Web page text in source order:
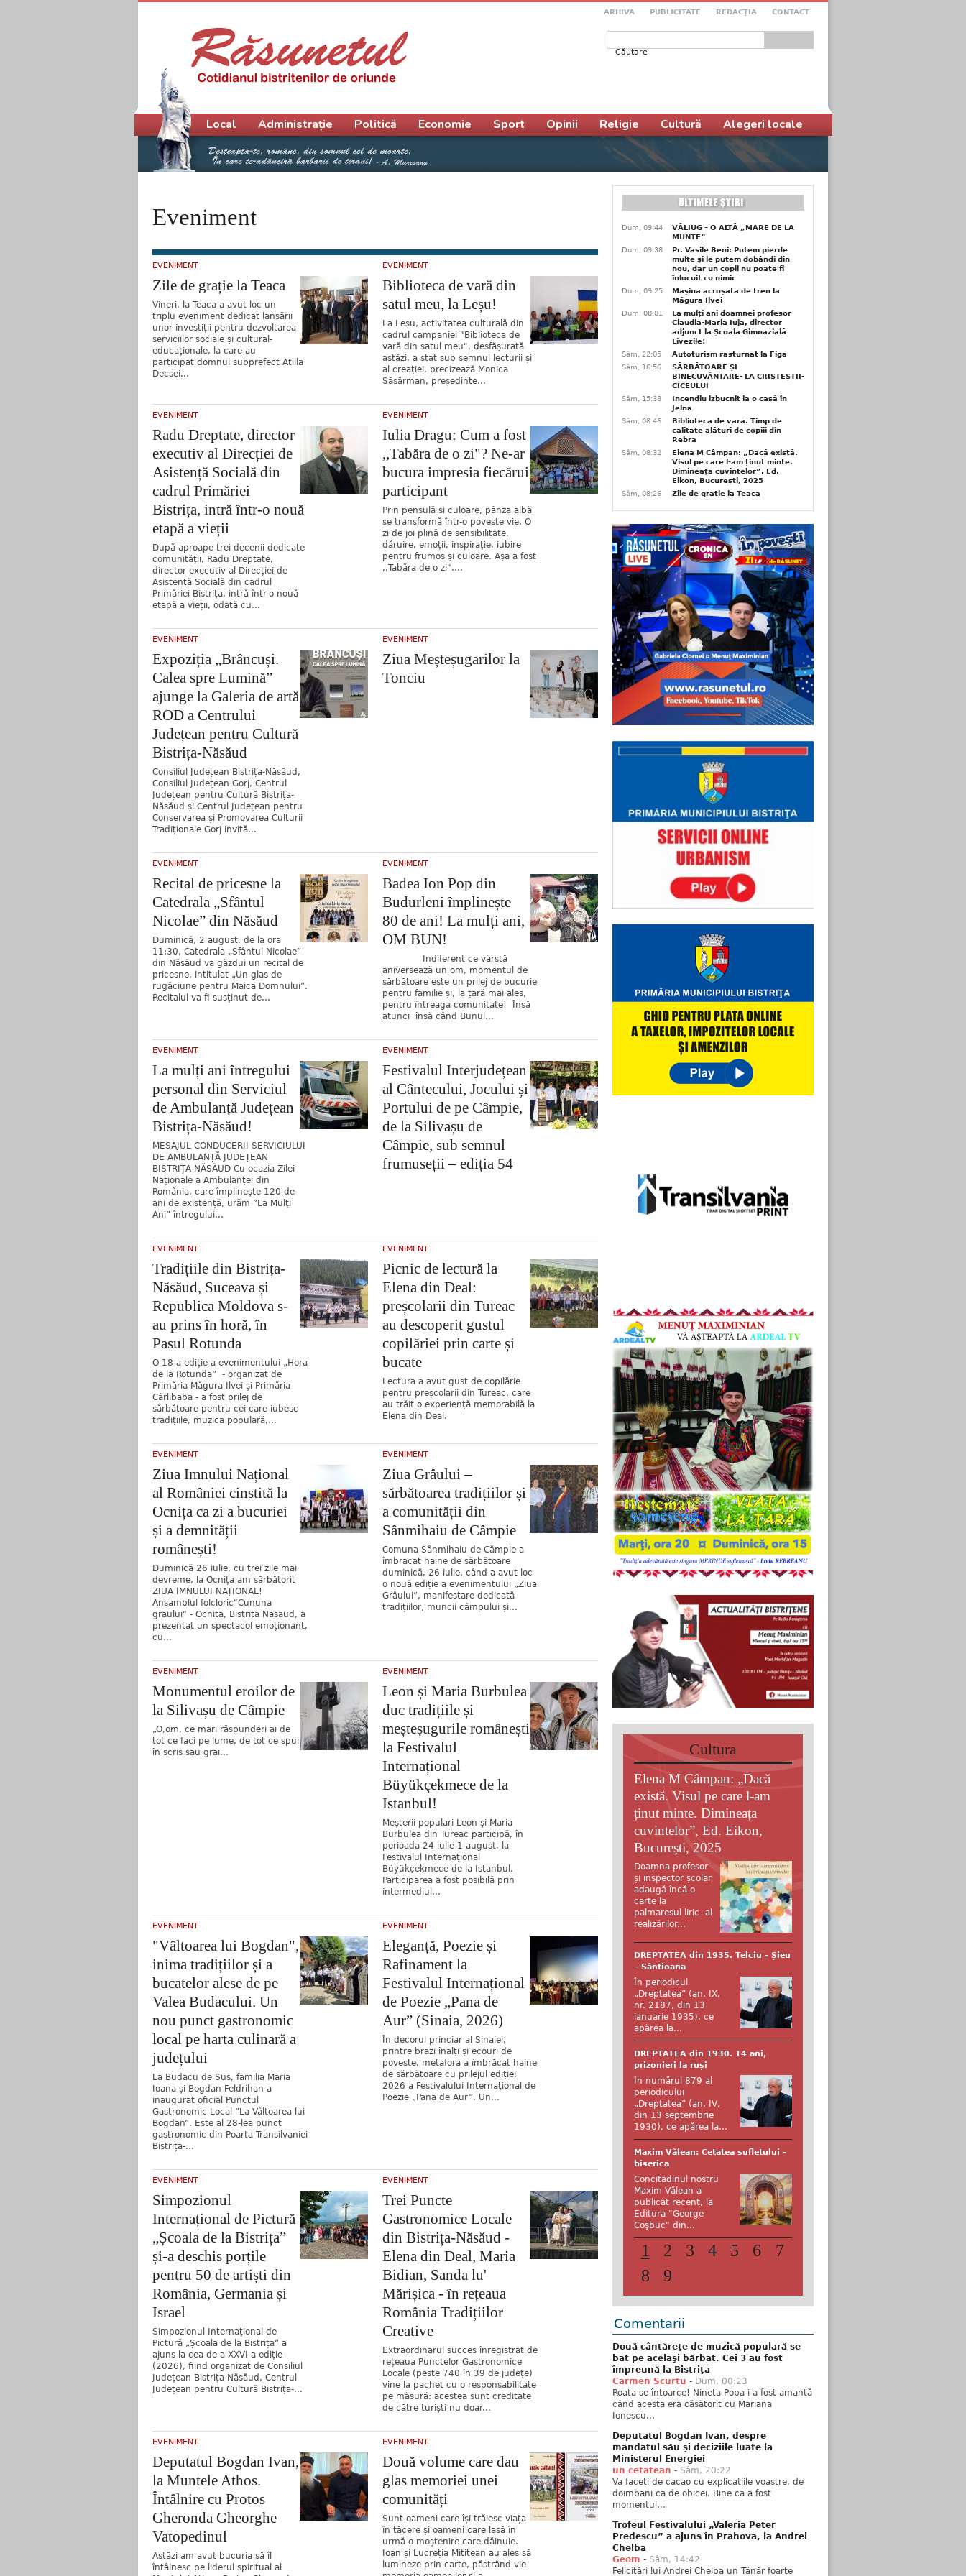
ARHIVA PUBLICITATE REDACŢIA CONTACT
Formular de căutare
Eveniment
EVENIMENT
Zile de grație la Teaca
Vineri, la Teaca a avut loc un
triplu eveniment dedicat lansării
unor investiții pentru dezvoltarea
serviciilor sociale și cultural-
educaționale, la care au
participat domnul subprefect Atilla
Decsei...
EVENIMENT
Biblioteca de vară din
satul meu, la Leșu!
La Leșu, activitatea culturală din
cadrul campaniei "Biblioteca de
vară din satul meu", desfășurată
astăzi, a stat sub semnul lecturii și
al creației, precizează Monica
Săsărman, președinte...
EVENIMENT
Radu Dreptate, director
executiv al Direcției de
Asistență Socială din
cadrul Primăriei
Bistrița, intră într-o nouă
etapă a vieții
După aproape trei decenii dedicate
comunității, Radu Dreptate,
director executiv al Direcției de
Asistență Socială din cadrul
Primăriei Bistrița, intră într-o nouă
etapă a vieții, odată cu...
EVENIMENT
Iulia Dragu: Cum a fost
,,Tabăra de o zi"? Ne-ar
bucura impresia fiecărui
participant
Prin pensulă si culoare, pânza albă
se transformă într-o poveste vie. O
zi de joi plină de sensibilitate,
dăruire, emoții, inspirație, iubire
pentru frumos și culoare. Așa a fost
,,Tabăra de o zi"....
EVENIMENT
Expoziția „Brâncuși.
Calea spre Lumină”
ajunge la Galeria de artă
ROD a Centrului
Județean pentru Cultură
Bistrița-Năsăud
Consiliul Județean Bistrița-Năsăud,
Consiliul Județean Gorj, Centrul
Județean pentru Cultură Bistrița-
Năsăud și Centrul Județean pentru
Conservarea și Promovarea Culturii
Tradiționale Gorj invită...
EVENIMENT
Ziua Meșteșugarilor la
Tonciu
EVENIMENT
Recital de pricesne la
Catedrala „Sfântul
Nicolae” din Năsăud
Duminică, 2 august, de la ora
11:30, Catedrala „Sfântul Nicolae”
din Năsăud va găzdui un recital de
pricesne, intitulat „Un glas de
rugăciune pentru Maica Domnului”.
Recitalul va fi susținut de...
EVENIMENT
Badea Ion Pop din
Budurleni împlinește
80 de ani! La mulți ani,
OM BUN!
Indiferent ce vârstă
aniversează un om, momentul de
sărbătoare este un prilej de bucurie
pentru familie și, la țară mai ales,
pentru întreaga comunitate! Însă
atunci însă când Bunul...
EVENIMENT
La mulți ani întregului
personal din Serviciul
de Ambulanță Județean
Bistrița-Năsăud!
MESAJUL CONDUCERII SERVICIULUI
DE AMBULANȚĂ JUDEȚEAN
BISTRIȚA-NĂSĂUD Cu ocazia Zilei
Naționale a Ambulanței din
România, care împlinește 120 de
ani de existență, urăm ”La Mulți
Ani” întregului...
EVENIMENT
Festivalul Interjudețean
al Cântecului, Jocului și
Portului de pe Câmpie,
de la Silivașu de
Câmpie, sub semnul
frumuseții – ediția 54
EVENIMENT
Tradițiile din Bistrița-
Năsăud, Suceava și
Republica Moldova s-
au prins în horă, în
Pasul Rotunda
O 18-a ediție a evenimentului „Hora
de la Rotunda” - organizat de
Primăria Măgura Ilvei și Primăria
Cârlibaba - a fost prilej de
sărbătoare pentru cei care iubesc
tradițiile, muzica populară,...
EVENIMENT
Picnic de lectură la
Elena din Deal:
preșcolarii din Tureac
au descoperit gustul
copilăriei prin carte și
bucate
Lectura a avut gust de copilărie
pentru preșcolarii din Tureac, care
au trăit o experiență memorabilă la
Elena din Deal.
EVENIMENT
Ziua Imnului Național
al României cinstită la
Ocnița ca zi a bucuriei
și a demnității
românești!
Duminică 26 iulie, cu trei zile mai
devreme, la Ocnița am sărbătorit
ZIUA IMNULUI NAȚIONAL!
Ansamblul folcloric"Cununa
graului" - Ocnita, Bistrita Nasaud, a
prezentat un spectacol emoționant,
cu...
EVENIMENT
Ziua Grâului –
sărbătoarea tradițiilor și
a comunității din
Sânmihaiu de Câmpie
Comuna Sânmihaiu de Câmpie a
îmbracat haine de sărbătoare
duminică, 26 iulie, când a avut loc
o nouă ediție a evenimentului „Ziua
Grâului”, manifestare dedicată
tradițiilor, muncii câmpului și...
EVENIMENT
Monumentul eroilor de
la Silivașu de Câmpie
„O,om, ce mari răspunderi ai de
tot ce faci pe lume, de tot ce spui
în scris sau grai…
EVENIMENT
Leon și Maria Burbulea
duc tradițiile și
meșteșugurile românești
la Festivalul
Internațional
Büyükçekmece de la
Istanbul!
Meșterii populari Leon și Maria
Burbulea din Tureac participă, în
perioada 24 iulie-1 august, la
Festivalul Internațional
Büyükçekmece de la Istanbul.
Participarea a fost posibilă prin
intermediul...
EVENIMENT
"Vâltoarea lui Bogdan",
inima tradițiilor și a
bucatelor alese de pe
Valea Budacului. Un
nou punct gastronomic
local pe harta culinară a
județului
La Budacu de Sus, familia Maria
Ioana și Bogdan Feldrihan a
inaugurat oficial Punctul
Gastronomic Local ”La Vâltoarea lui
Bogdan”. Este al 28-lea punct
gastronomic din Poarta Transilvaniei
Bistrița-...
EVENIMENT
Eleganță, Poezie și
Rafinament la
Festivalul Internațional
de Poezie „Pana de
Aur” (Sinaia, 2026)
În decorul princiar al Sinaiei,
printre brazi înalți și ecouri de
poveste, metafora a îmbrăcat haine
de sărbătoare cu prilejul ediției
2026 a Festivalului Internațional de
Poezie „Pana de Aur”. Un...
EVENIMENT
Simpozionul
Internațional de Pictură
„Școala de la Bistrița”
și-a deschis porțile
pentru 50 de artiști din
România, Germania și
Israel
Simpozionul Internațional de
Pictură „Școala de la Bistrița” a
ajuns la cea de-a XXVI-a ediție
(2026), fiind organizat de Consiliul
Județean Bistrița-Năsăud, Centrul
Județean pentru Cultură Bistrița-...
EVENIMENT
Trei Puncte
Gastronomice Locale
din Bistrița-Năsăud -
Elena din Deal, Maria
Bidian, Sanda lu'
Mărișica - în rețeaua
România Tradițiilor
Creative
Extraordinarul succes înregistrat de
rețeaua Punctelor Gastronomice
Locale (peste 740 în 39 de județe)
vine la pachet cu o responsabilitate
pe măsură: acestea sunt creditate
de către turiști nu doar...
EVENIMENT
Deputatul Bogdan Ivan,
la Muntele Athos.
Întâlnire cu Protos
Gheronda Gheorghe
Vatopedinul
Astăzi am avut bucuria să îl
întâlnesc pe liderul spiritual al
EVENIMENT
Două volume care dau
glas memoriei unei
comunități
Sunt oameni care își trăiesc viața
în tăcere și oameni care lasă în
urmă o moștenire care dăinuie.
Ioan și Lucreția Mititean au ales să
lumineze prin carte, păstrând vie
Meniu principal
Local Administrație Politică Economie Sport Opinii Religie Cultură Alegeri locale
Dum, 09:44
VĂLIUG – O ALTĂ „MARE DE LA
MUNTE”
Dum, 09:38
Pr. Vasile Beni: Putem pierde
multe și le putem dobândi din
nou, dar un copil nu poate fi
înlocuit cu nimic
Dum, 09:25
Mașină acroșată de tren la
Măgura Ilvei
Dum, 08:01
La mulți ani doamnei profesor
Claudia-Maria Iuja, director
adjunct la Școala Gimnazială
Livezile!
Sâm, 22:05
Autoturism răsturnat la Figa
Sâm, 16:56
SĂRBĂTOARE ȘI
BINECUVÂNTARE- LA CRISTEȘTII-
CICEULUI
Sâm, 15:38
Incendiu izbucnit la o casă în
Jelna
Sâm, 08:46
Biblioteca de vară. Timp de
calitate alături de copiii din
Rebra
Sâm, 08:32
Elena M Câmpan: „Dacă există.
Visul pe care l-am ținut minte.
Dimineața cuvintelor”, Ed.
Eikon, București, 2025
Sâm, 08:26
Zile de grație la Teaca
Cultura
Elena M Câmpan: „Dacă
există. Visul pe care l-am
ținut minte. Dimineața
cuvintelor”, Ed. Eikon,
București, 2025
Doamna profesor
și inspector școlar
adaugă încă o
carte la
palmaresul liric al
realizărilor...
DREPTATEA din 1935. Telciu - Șieu
– Sântioana
În periodicul
„Dreptatea” (an. IX,
nr. 2187, din 13
ianuarie 1935), ce
apărea la...
DREPTATEA din 1930. 14 ani,
prizonieri la ruși
În numărul 879 al
periodicului
„Dreptatea” (an. IV,
din 13 septembrie
1930), ce apărea la...
Maxim Vălean: Cetatea sufletului -
biserica
Concitadinul nostru
Maxim Vălean a
publicat recent, la
Editura "George
Coşbuc" din...
1 2 3 4 5 6
7
8
9
Comentarii
Două cântăreţe de muzică populară se
bat pe acelaşi bărbat. Cei 3 au fost
împreună la Bistriţa
Carmen Scurtu - Dum, 00:23
Roata se întoarce! Nineta Popa i-a fost amantă
când acesta era căsătorit cu Mariana
Ionescu...
Deputatul Bogdan Ivan, despre
mandatul său și deciziile luate la
Ministerul Energiei
un cetatean - Sâm, 20:22
Va faceti de cacao cu explicatiile voastre, de
doimbani ca de obicei. Bine ca a fost
momentul...
Trofeul Festivalului „Valeria Peter
Predescu” a ajuns în Prahova, la Andrei
Chelba
Geom - Sâm, 14:42
Felicitări lui Andrei Chelba un Tânăr foarte